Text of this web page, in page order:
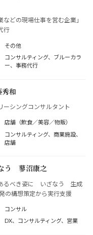
などの現場仕事を営む企業」
行
その他
コンサルティング、 ブルーカラ
ー、事務代行
和
ーシングコンサルタント
店舗（飲食／美容／物販）
コンサルティング、商業施設、
店舗
う 蓼沼康之
るべき姿に いざなう 生成
の構想策定から実行支援
コンサル
DX、 コンサルティング、 営業